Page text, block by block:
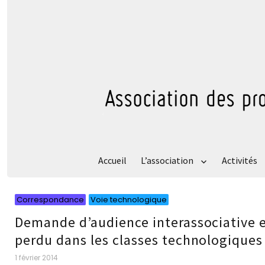
Accueil L’association Activités
Correspondance Voie technologique
Demande d’audience
perdu dans les classes technologiques
Publié
1 février 2014